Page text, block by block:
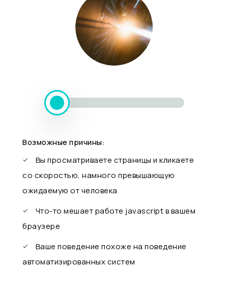
Возможные причины:
Вы просматриваете страницы и кликаете
со скоростью, намного превышающую
ожидаемую от человека
Что-то мешает работе javascript в вашем
браузере
Ваше поведение похоже на поведение
автоматизированных систем